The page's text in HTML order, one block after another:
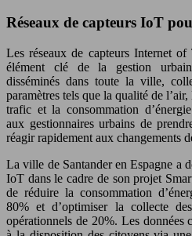
Réseaux de capteurs IoT
Les réseaux de capteurs Internet
élément clé de la gestion
disséminés dans toute la ville,
paramètres tels que la qualité de
trafic et la consommation
aux gestionnaires urbains de
réagir rapidement aux changements
La ville de Santander en Espagne a
IoT dans le cadre de son projet
de réduire la consommation
80% et d’optimiser la collecte
opérationnels de 20%. Les données